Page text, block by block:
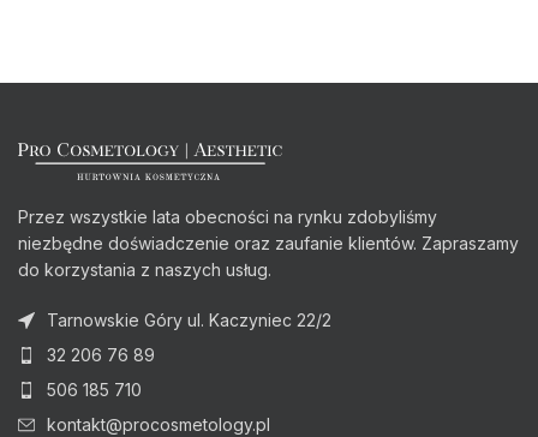
Przez wszystkie lata obecności na rynku zdobyliśmy
niezbędne doświadczenie oraz zaufanie klientów. Zapraszamy
do korzystania z naszych usług.
Tarnowskie Góry ul. Kaczyniec 22/2
32 206 76 89
506 185 710
kontakt@procosmetology.pl